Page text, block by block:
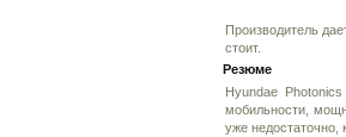
Производитель
стоит.
Резюме
Hyundae
мобильности,
уже недостаточно,